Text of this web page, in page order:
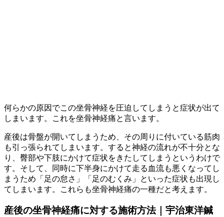
何らかの原因でこの坐骨神経を圧迫してしまうと症状が出て
しまいます。これを坐骨神経痛と言います。
産後は骨盤が開いてしまうため、その周りに付いている筋肉
も引っ張られてしまいます。すると神経の流れが不十分とな
り、臀部や下肢にかけて症状をきたしてしまうというわけで
す。そして、同時に下半身にかけて走る血流も悪くなってし
まうため「足の怠さ」「足のむくみ」といった症状も出現し
てしまいます。これらも坐骨神経痛の一種だと考えます。
産後の坐骨神経痛に対する施術方法｜宇治東洋鍼